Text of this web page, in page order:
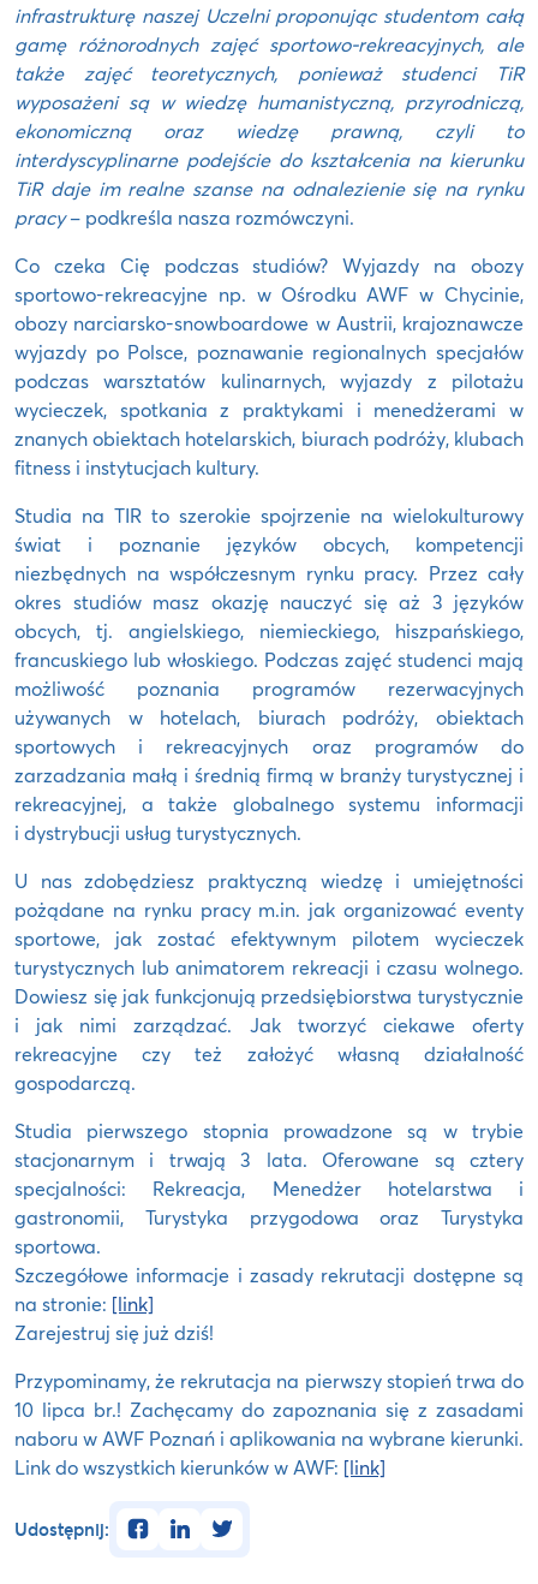
infrastrukturę naszej Uczelni proponując studentom całą
gamę różnorodnych zajęć sportowo-rekreacyjnych, ale
także zajęć teoretycznych, ponieważ studenci TiR
wyposażeni są w wiedzę humanistyczną, przyrodniczą,
ekonomiczną oraz wiedzę prawną, czyli to
interdyscyplinarne podejście do kształcenia na kierunku
TiR daje im realne szanse na odnalezienie się na rynku
pracy– podkreśla nasza rozmówczyni.
Co czeka Cię podczas studiów? Wyjazdy na obozy
sportowo-rekreacyjne np. w Ośrodku AWF w Chycinie,
obozy narciarsko-snowboardowe w Austrii, krajoznawcze
wyjazdy po Polsce, poznawanie regionalnych specjałów
podczas warsztatów kulinarnych, wyjazdy z pilotażu
wycieczek, spotkania z praktykami i menedżerami w
znanych obiektach hotelarskich, biurach podróży, klubach
fitness i instytucjach kultury.
Studia na TIR to szerokie spojrzenie na wielokulturowy
świat i poznanie języków obcych, kompetencji
niezbędnych na współczesnym rynku pracy. Przez cały
okres studiów masz okazję nauczyć się aż 3 języków
obcych, tj. angielskiego, niemieckiego, hiszpańskiego,
francuskiego lub włoskiego. Podczas zajęć studenci mają
możliwość poznania programów rezerwacyjnych
używanych w hotelach, biurach podróży, obiektach
sportowych i rekreacyjnych oraz programów do
zarzadzania małą i średnią firmą w branży turystycznej i
rekreacyjnej, a także globalnego systemu informacji
i dystrybucji usług turystycznych.
U nas zdobędziesz praktyczną wiedzę i umiejętności
pożądane na rynku pracy m.in. jak organizować eventy
sportowe, jak zostać efektywnym pilotem wycieczek
turystycznych lub animatorem rekreacji i czasu wolnego.
Dowiesz się jak funkcjonują przedsiębiorstwa turystycznie
i jak nimi zarządzać. Jak tworzyć ciekawe oferty
rekreacyjne czy też założyć własną działalność
gospodarczą.
Studia pierwszego stopnia prowadzone są w trybie
stacjonarnym i trwają 3 lata. Oferowane są cztery
specjalności: Rekreacja, Menedżer hotelarstwa i
gastronomii, Turystyka przygodowa oraz Turystyka
sportowa.
Szczegółowe informacje i zasady rekrutacji dostępne są
na stronie: [link]
Zarejestruj się już dziś!
Przypominamy, że rekrutacja na pierwszy stopień trwa do
10 lipca br.! Zachęcamy do zapoznania się z zasadami
naboru w AWF Poznań i aplikowania na wybrane kierunki.
Link do wszystkich kierunków w AWF: [link]
Udostępnij: facebooklinkedintwitter